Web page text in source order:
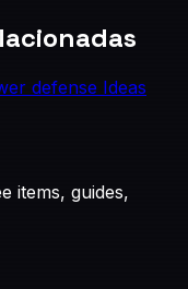
defense Ideas
items, guides,